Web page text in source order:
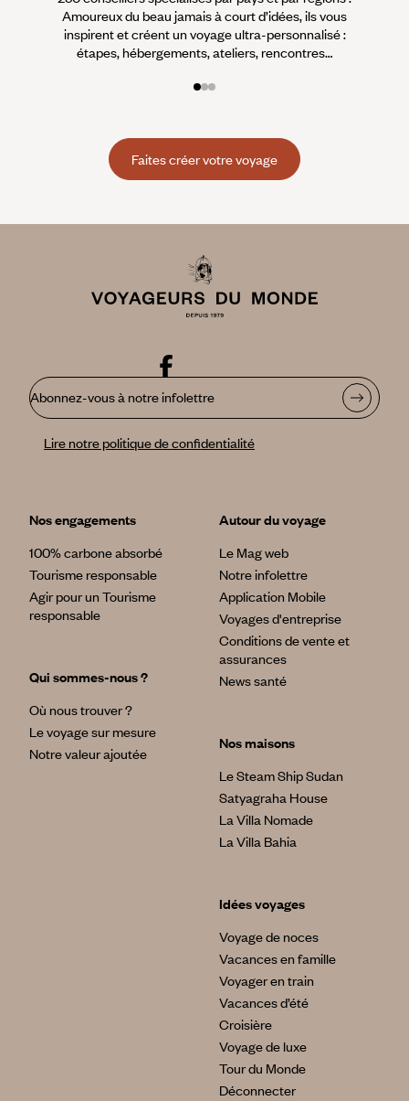
Amoureux du beau jamais à court d’idées, ils vous
inspirent et créent un voyage ultra-personnalisé :
étapes, hébergements, ateliers, rencontres…
Faites créer votre voyage
Abonnez-vous à notre infolettre
Lire notre politique de confidentialité
Nos engagements
100% carbone absorbé
Tourisme responsable
Agir pour un Tourisme
responsable
Qui sommes-nous ?
Où nous trouver ?
Le voyage sur mesure
Notre valeur ajoutée
Autour du voyage
Le Mag web
Notre infolettre
Application Mobile
Voyages d'entreprise
Conditions de vente et
assurances
News santé
Nos maisons
Le Steam Ship Sudan
Satyagraha House
La Villa Nomade
La Villa Bahia
Idées voyages
Voyage de noces
Vacances en famille
Voyager en train
Vacances d’été
Croisière
Voyage de luxe
Tour du Monde
Déconnecter